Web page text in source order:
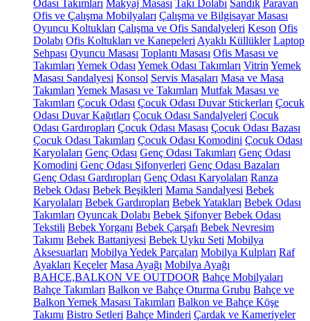
Odası Takımları Makyaj Masası Takı Dolabı Sandık Paravan
Ofis ve Çalışma Mobilyaları Çalışma ve Bilgisayar Masası
Oyuncu Koltukları Çalışma ve Ofis Sandalyeleri Keson Ofis
Dolabı Ofis Koltukları ve Kanepeleri Ayaklı Küllükler Laptop
Sehpası Oyuncu Masası Toplantı Masası Ofis Masası ve
Takımları Yemek Odası Yemek Odası Takımları Vitrin Yemek
Masası Sandalyesi Konsol Servis Masaları Masa ve Masa
Takımları Yemek Masası ve Takımları Mutfak Masası ve
Takımları Çocuk Odası Çocuk Odası Duvar Stickerları Çocuk
Odası Duvar Kağıtları Çocuk Odası Sandalyeleri Çocuk
Odası Gardıropları Çocuk Odası Masası Çocuk Odası Bazası
Çocuk Odası Takımları Çocuk Odası Komodini Çocuk Odası
Karyolaları Genç Odası Genç Odası Takımları Genç Odası
Komodini Genç Odası Şifonyerleri Genç Odası Bazaları
Genç Odası Gardıropları Genç Odası Karyolaları Ranza
Bebek Odası Bebek Beşikleri Mama Sandalyesi Bebek
Karyolaları Bebek Gardıropları Bebek Yatakları Bebek Odası
Takımları Oyuncak Dolabı Bebek Şifonyer Bebek Odası
Tekstili Bebek Yorganı Bebek Çarşafı Bebek Nevresim
Takımı Bebek Battaniyesi Bebek Uyku Seti Mobilya
Aksesuarları Mobilya Yedek Parçaları Mobilya Kulpları Raf
Ayakları Keçeler Masa Ayağı Mobilya Ayağı
BAHÇE,BALKON VE OUTDOOR Bahçe Mobilyaları
Bahçe Takımları Balkon ve Bahçe Oturma Grubu Bahçe ve
Balkon Yemek Masası Takımları Balkon ve Bahçe Köşe
Takımı Bistro Setleri Bahçe Minderi Çardak ve Kameriyeler